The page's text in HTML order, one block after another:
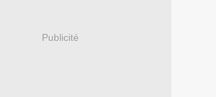
Publicité